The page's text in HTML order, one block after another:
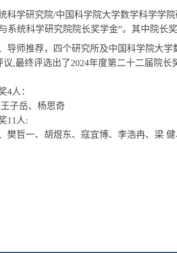
科学研究院/中国科学院大学数学科学学
系统科学研究院院长奖学金”。其中院长
导师推荐，四个研究所及中国科学院大
,最终评选出了2024年度第二十二届院
4人：
子岳、杨思奇
11人:
樊哲一、胡煜东、寇宜博、李浩冉、 梁